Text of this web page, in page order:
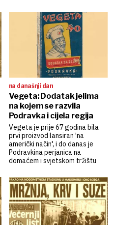
na današnji dan
Vegeta: Dodatak jelima
na kojem se razvila
Podravka i cijela regija
Vegeta je prije 67 godina bila
prvi proizvod lansiran 'na
američki način', i do danas je
Podravkina perjanica na
domaćem i svjetskom tržištu